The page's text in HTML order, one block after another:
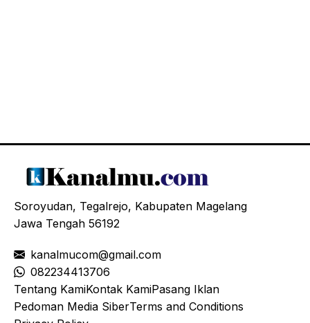
Soroyudan, Tegalrejo, Kabupaten Magelang
Jawa Tengah 56192
kanalmucom@gmail.com
082234413706
Tentang KamiKontak KamiPasang Iklan
Pedoman Media SiberTerms and Conditions